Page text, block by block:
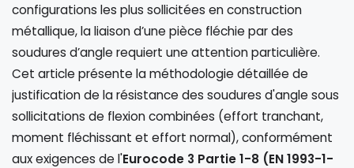
configurations les plus sollicitées en construction
métallique, la liaison d’une pièce fléchie par des
soudures d’angle requiert une attention particulière.
Cet article présente la méthodologie détaillée de
justification de la résistance des soudures d'angle sous
sollicitations de flexion combinées (effort tranchant,
moment fléchissant et effort normal), conformément
aux exigences de l'Eurocode 3 Partie 1-8 (EN 1993-1-